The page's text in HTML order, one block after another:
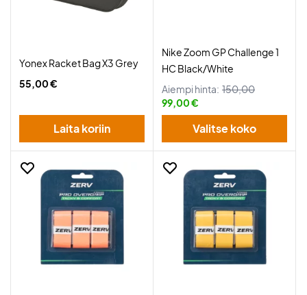
Yonex Racket Bag X3 Grey
55,00 €
Laita koriin
Nike Zoom GP Challenge 1
HC Black/White
Aiempi hinta: 150,00
99,00 €
Valitse koko